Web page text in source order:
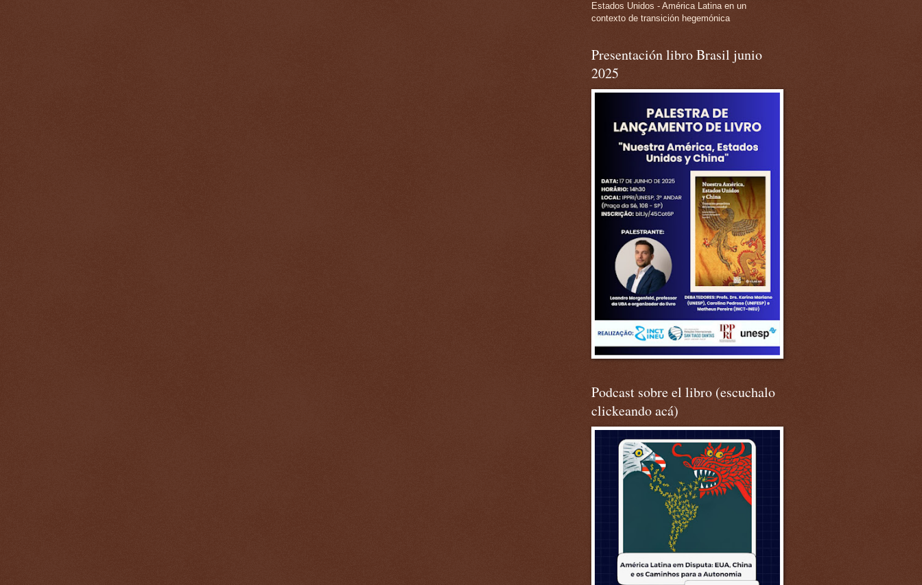
Estados Unidos - América Latina en un
contexto de transición hegemónica
Presentación libro Brasil junio
2025
Podcast sobre el libro (escuchalo
clickeando acá)